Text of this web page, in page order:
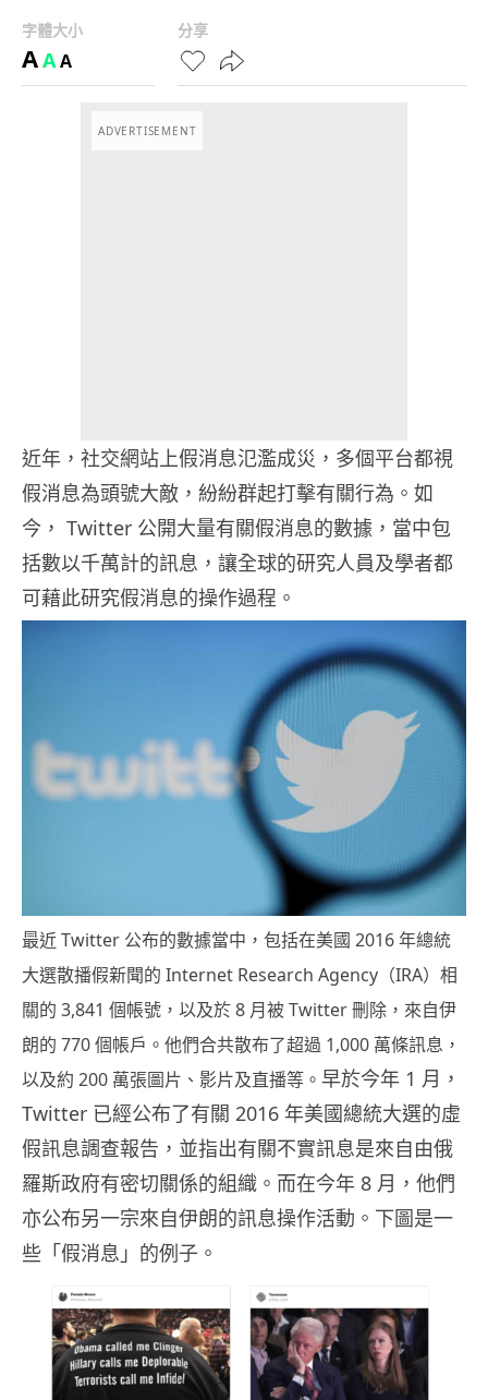
字體大小
AAA
分享
ADVERTISEMENT
近年，社交網站上假消息氾濫成災，多個平台都視
假消息為頭號大敵，紛紛群起打擊有關行為。如
今， Twitter 公開大量有關假消息的數據，當中包
括數以千萬計的訊息，讓全球的研究人員及學者都
可藉此研究假消息的操作過程。
最近 Twitter 公布的數據當中，包括在美國 2016 年總統
大選散播假新聞的 Internet Research Agency（IRA）相
關的 3,841 個帳號，以及於 8 月被 Twitter 刪除，來自伊
朗的 770 個帳戶。他們合共散布了超過 1,000 萬條訊息，
以及約 200 萬張圖片、影片及直播等。 早於今年 1 月，
Twitter 已經公布了有關 2016 年美國總統大選的虛
假訊息調查報告，並指出有關不實訊息是來自由俄
羅斯政府有密切關係的組織。而在今年 8 月，他們
亦公布另一宗來自伊朗的訊息操作活動。下圖是一
些「假消息」的例子。